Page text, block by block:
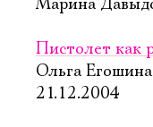
Марина
Пистолет как
Ольга
21.12.2004